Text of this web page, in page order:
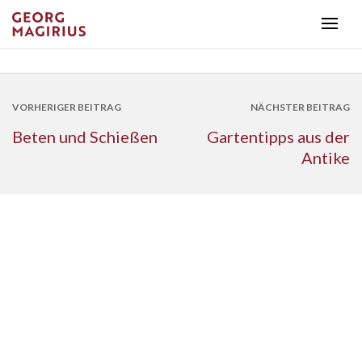
VORHERIGER BEITRAG
Beten und Schießen
NÄCHSTER BEITRAG
Gartentipps aus der
Antike